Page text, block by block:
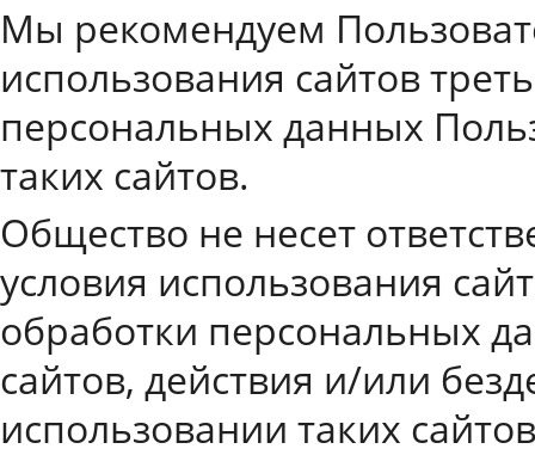
Мы рекомендуем
использования сайтов
персональных данных
таких сайтов.
Общество не несет
условия использования
обработки персональных
сайтов, действия и/или
использовании таких